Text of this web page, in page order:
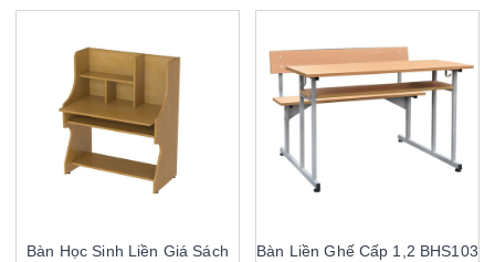
Bàn Học Sinh Liền Giá Sách
Bàn Liền Ghế Cấp 1,2 BHS103